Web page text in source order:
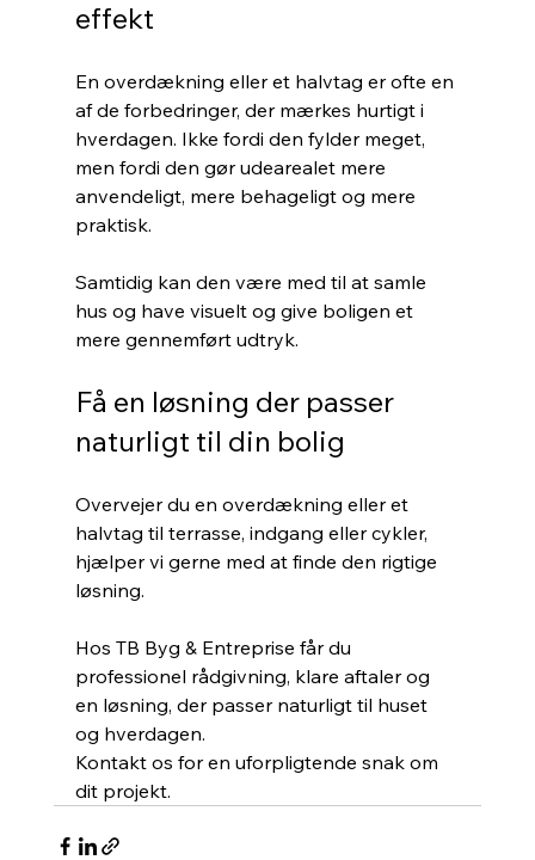
effekt
En overdækning eller et halvtag er ofte en
af de forbedringer, der mærkes hurtigt i
hverdagen. Ikke fordi den fylder meget,
men fordi den gør udearealet mere
anvendeligt, mere behageligt og mere
praktisk.
Samtidig kan den være med til at samle
hus og have visuelt og give boligen et
mere gennemført udtryk.
Få en løsning der passer
naturligt til din bolig
Overvejer du en overdækning eller et
halvtag til terrasse, indgang eller cykler,
hjælper vi gerne med at finde den rigtige
løsning.
Hos TB Byg & Entreprise får du
professionel rådgivning, klare aftaler og
en løsning, der passer naturligt til huset
og hverdagen.
Kontakt os for en uforpligtende snak om
dit projekt.